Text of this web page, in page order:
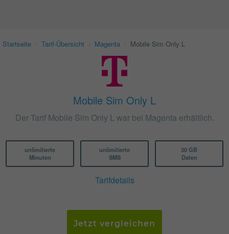
Startseite Tarif-Übersicht Magenta Mobile Sim Only L
Mobile Sim Only L
Der Tarif Mobile Sim Only L war bei Magenta erhältlich.
unlimitierte
Minuten
unlimitierte
SMS
30 GB
Daten
Tarifdetails
Jetzt vergleichen